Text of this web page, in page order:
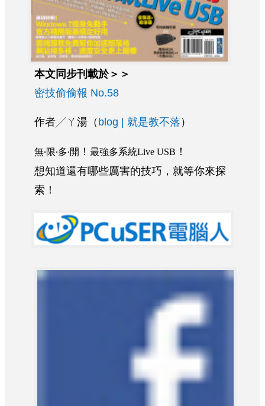
本文同步刊載於＞＞
密技偷偷報 No.58
作者╱ㄚ湯（ blog | 就是教不落 ）
無‧限‧多‧開 ！ 最強多系統Live USB ！
想知道還有哪些厲害的技巧，就等你來探
索！